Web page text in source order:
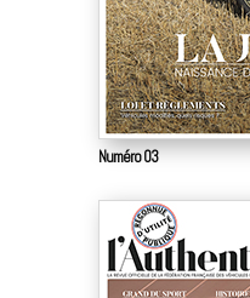
Numéro 03